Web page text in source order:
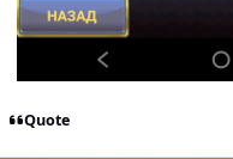
Quote